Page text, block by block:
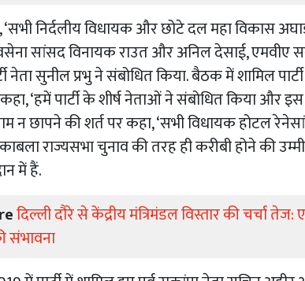
निर्दलीय विधायक और छोटे दल महा विकास
सांसद विनायक राउत और अनिल देसाई, एमवीए
नेता सुनील प्रभु ने संबोधित किया. बैठक में शामिल
‘हमें पार्टी के शीर्ष नेताओं ने संबोधित किया और
न छापने की शर्त पर कहा, ‘सभी विधायक होटल
राज्यसभा चुनाव की तरह ही करीबी होने की
में हैं.
दिल्ली दौरे से केंद्रीय मंत्रिमंडल विस्तार की चर्चा
संभावना